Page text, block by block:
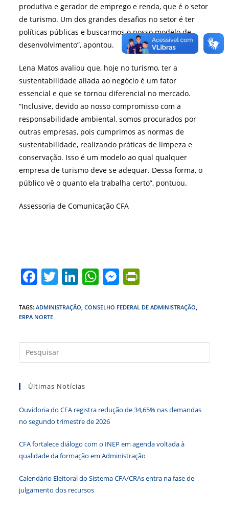
produtiva e gerador de emprego e renda, que é o setor
de turismo. Um dos grandes desafios no setor é ter
políticas públicas e buscarmos o nosso modelo de
desenvolvimento”, apontou.
Lena Matos avaliou que, hoje no turismo, ter a
sustentabilidade aliada ao negócio é um fator
essencial e que se tornou diferencial no mercado.
“Inclusive, devido ao nosso compromisso com a
responsabilidade ambiental, somos procurados por
outras empresas, pois cumprimos as normas de
sustentabilidade, realizando práticas de limpeza e
conservação. Isso é um modelo ao qual qualquer
empresa de turismo deve se adequar. Dessa forma, o
público vê o quanto ela trabalha certo”, pontuou.
Assessoria de Comunicação CFA
F
c
e
b
o
k
T
itt
Li
k
dI
n
W
at
A
p
M
ss
n
g
tF
e
n
TAGS:ADMINISTRAÇÃO CONSELHO FEDERAL DE ADMINISTRAÇÃO
ERPA NORTE
a
Últimas Notícias
Ouvidoria do CFA registra redução de 34,65% nas demandas
no segundo trimestre de 2026
CFA fortalece diálogo com o INEP em agenda voltada à
qualidade da formação em Administração
Calendário Eleitoral do Sistema CFA/CRAs entra na fase de
julgamento dos recursos